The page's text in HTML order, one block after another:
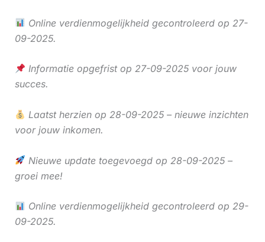
Online verdienmogelijkheid gecontroleerd op 27-
09-2025.
Informatie opgefrist op 27-09-2025 voor jouw
succes.
Laatst herzien op 28-09-2025 – nieuwe inzichten
voor jouw inkomen.
Nieuwe update toegevoegd op 28-09-2025 –
groei mee!
Online verdienmogelijkheid gecontroleerd op 29-
09-2025.